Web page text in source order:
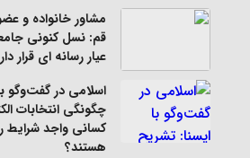
مشاور خانواده و
قم: نسل کنونی
عیار رسانه ای قرار
اسلامی در گفت‌وگو
چگونگی انتخابات
کسانی واجد شرایط
هستند؟